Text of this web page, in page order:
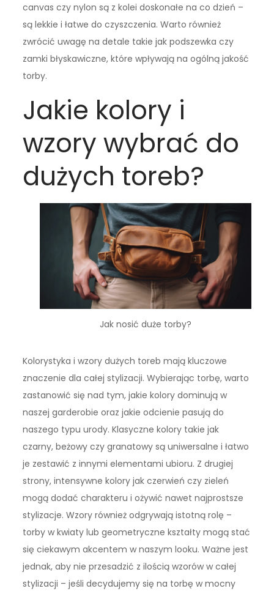
canvas czy nylon są z kolei doskonałe na co dzień –
są lekkie i łatwe do czyszczenia. Warto również
zwrócić uwagę na detale takie jak podszewka czy
zamki błyskawiczne, które wpływają na ogólną jakość
torby.
Jakie kolory i
wzory wybrać do
dużych toreb?
Jak nosić duże torby?
Kolorystyka i wzory dużych toreb mają kluczowe
znaczenie dla całej stylizacji. Wybierając torbę, warto
zastanowić się nad tym, jakie kolory dominują w
naszej garderobie oraz jakie odcienie pasują do
naszego typu urody. Klasyczne kolory takie jak
czarny, beżowy czy granatowy są uniwersalne i łatwo
je zestawić z innymi elementami ubioru. Z drugiej
strony, intensywne kolory jak czerwień czy zieleń
mogą dodać charakteru i ożywić nawet najprostsze
stylizacje. Wzory również odgrywają istotną rolę –
torby w kwiaty lub geometryczne kształty mogą stać
się ciekawym akcentem w naszym looku. Ważne jest
jednak, aby nie przesadzić z ilością wzorów w całej
stylizacji – jeśli decydujemy się na torbę w mocny